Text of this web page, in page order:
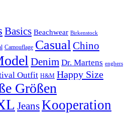
Basics Beachwear Birkenstock
Camouflage CasualChino
Denim Dr. Martens engbers
Outfit H&M Happy Size
Größen
JeansKooperation